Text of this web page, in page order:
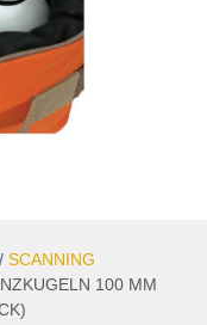
/SCANNING
100 MM